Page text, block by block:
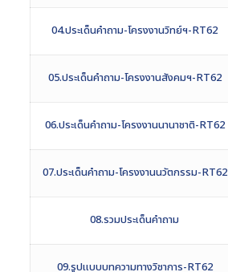
04.ประเด็นคำถาม-โครงงานวิทย์ฯ-RT62
05.ประเด็นคำถาม-โครงงานสังคมฯ-RT62
06.ประเด็นคำถาม-โครงงานนานาชาติ-RT62
07.ประเด็นคำถาม-โครงงานนวัตกรรม-RT62
08.รวมประเด็นคำถาม
09.รูปแบบบทความทางวิชาการ-RT62